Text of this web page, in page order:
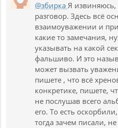
@збирка Я извиняюсь,
разговор. Здесь всë
взаимоуважении и
какие то замечания,
указывать на какой
фальшиво. И это
может вызвать
пишете , что всë
конкретике, пишете,
не послушав всего
его. То есть
тогда зачем писали,